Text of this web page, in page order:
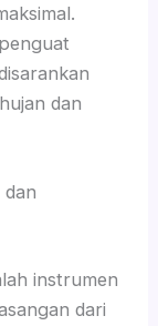
dan
instrumen
dari